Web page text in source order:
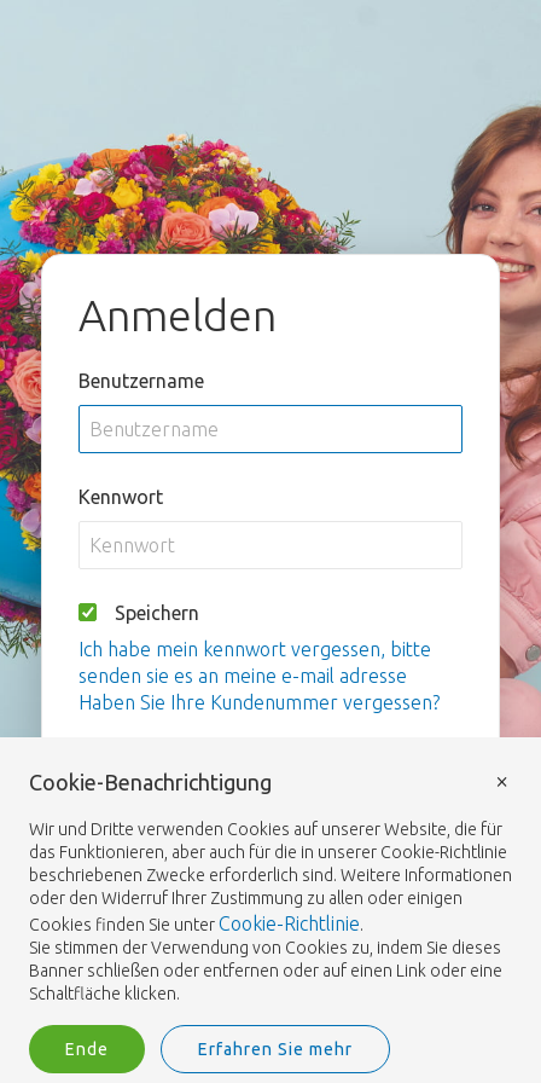
Anmelden
Benutzername
Kennwort
Speichern
Ich habe mein kennwort vergessen, bitte
senden sie es an meine e-mail adresse
Haben Sie Ihre Kundenummer vergessen?
Cookie-Benachrichtigung
Wir und Dritte verwenden Cookies auf unserer Website, die für
das Funktionieren, aber auch für die in unserer Cookie-Richtlinie
beschriebenen Zwecke erforderlich sind. Weitere Informationen
oder den Widerruf Ihrer Zustimmung zu allen oder einigen
Cookies finden Sie unterCookie-Richtlinie.
Sie stimmen der Verwendung von Cookies zu, indem Sie dieses
Banner schließen oder entfernen oder auf einen Link oder eine
Schaltfläche klicken.
Ende Erfahren Sie mehr
×